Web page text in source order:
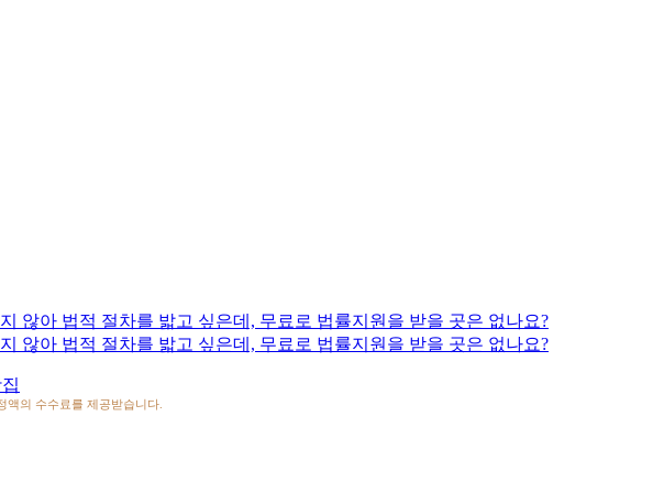
않아 법적 절차를 밟고 싶은데, 무료로 법률지원을 받을 곳은 없나요?
않아 법적 절차를 밟고 싶은데, 무료로 법률지원을 받을 곳은 없나요?
액의 수수료를 제공받습니다.